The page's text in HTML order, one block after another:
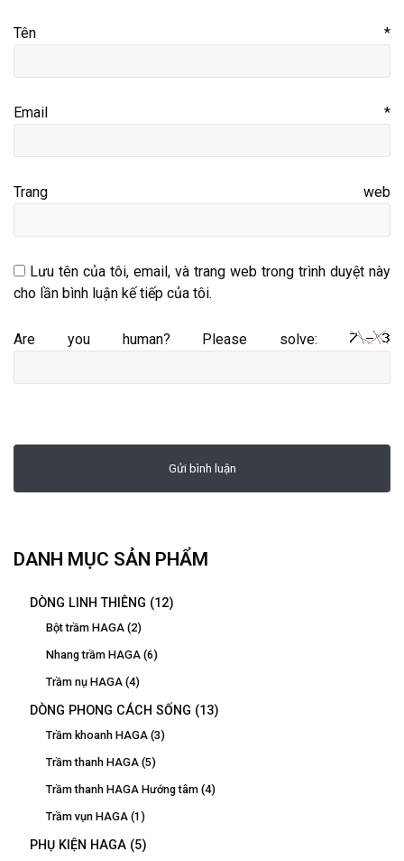
Tên *
Email *
Trang web
Lưu tên của tôi, email, và trang web trong trình duyệt này
cho lần bình luận kế tiếp của tôi.
Are you human? Please solve:
DANH MỤC SẢN PHẨM
DÒNG LINH THIÊNG (12)
Bột trầm HAGA (2)
Nhang trầm HAGA (6)
Trầm nụ HAGA (4)
DÒNG PHONG CÁCH SỐNG (13)
Trầm khoanh HAGA (3)
Trầm thanh HAGA (5)
Trầm thanh HAGA Hướng tâm (4)
Trầm vụn HAGA (1)
PHỤ KIỆN HAGA (5)